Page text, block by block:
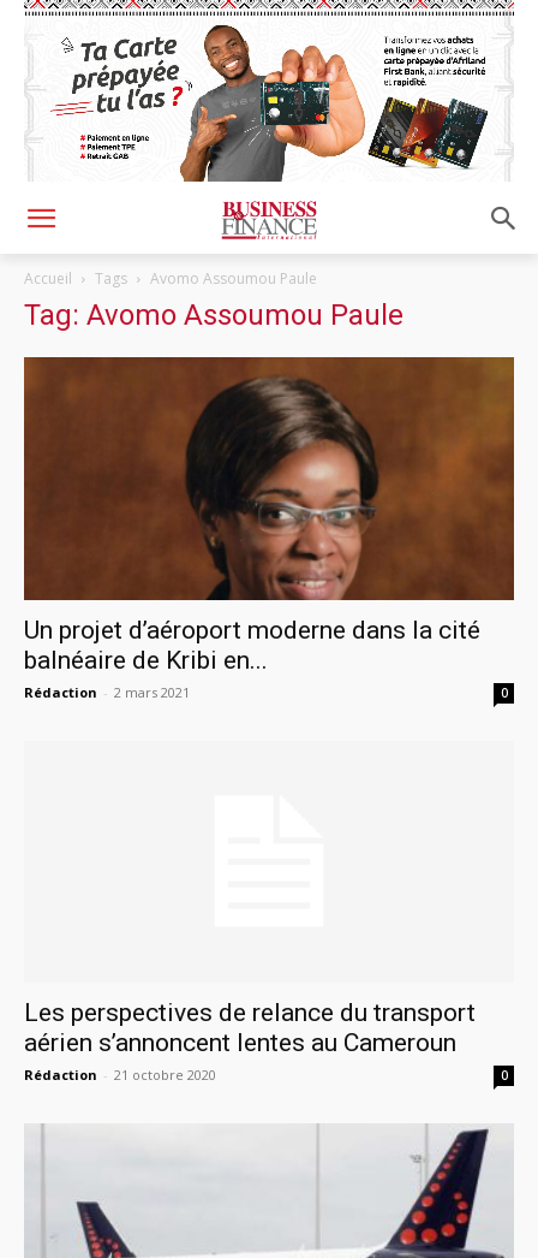
Accueil Tags Avomo Assoumou Paule
Tag: Avomo Assoumou Paule
Un projet d’aéroport moderne dans la cité
balnéaire de Kribi en...
Rédaction - 2 mars 2021 0
Les perspectives de relance du transport
aérien s’annoncent lentes au Cameroun
Rédaction - 21 octobre 2020 0